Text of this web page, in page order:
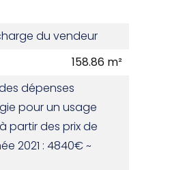
du vendeur
158.86 m²
dépenses
pour un usage
partir des prix de
2021 : 4840€ ~